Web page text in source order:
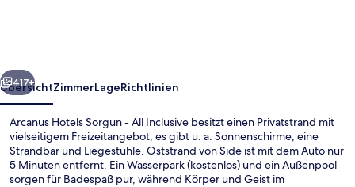
Weiter
417+
ÜbersichtZimmerLageRichtlinien
Arcanus Hotels Sorgun - All Inclusive besitzt einen Privatstrand mit
vielseitigem Freizeitangebot; es gibt u. a. Sonnenschirme, eine
Strandbar und Liegestühle. Oststrand von Side ist mit dem Auto nur
5 Minuten entfernt. Ein Wasserpark (kostenlos) und ein Außenpool
sorgen für Badespaß pur, während Körper und Geist im